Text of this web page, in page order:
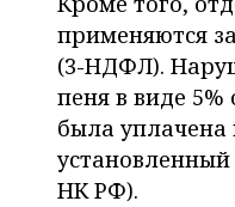
применяются
(3-НДФЛ).
пеня в виде
была уплачена
установленный
НК РФ).